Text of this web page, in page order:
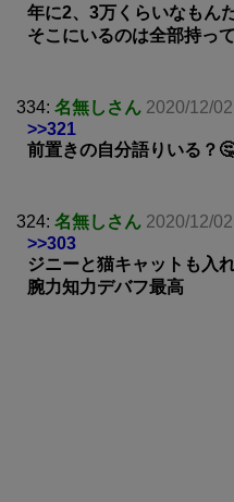
年に2、3万くらいなもん
そこにいるのは全部持っ
334: 名無しさん 2020/12/
>>321
前置きの自分語りいる？
324: 名無しさん 2020/12/
>>303
ジニーと猫キャットも入
腕力知力デバフ最高